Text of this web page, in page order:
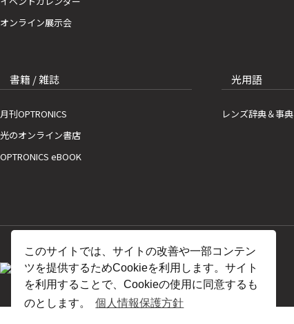
このサイトでは、サイトの改善や一部コンテン
ツを提供するためCookieを利用します。サイト
を利用することで、Cookieの使用に同意するも
のとします。
個人情報保護方針
オンライン展示会
書籍 / 雑誌
月刊OPTRONICS
光のオンライン書店
OPTRONICS eBOOK
光用語
レンズ辞典＆事典